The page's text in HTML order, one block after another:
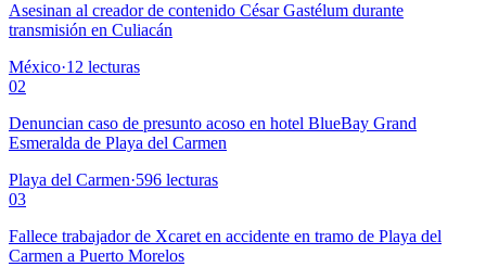
Asesinan al creador de contenido César Gastélum durante
transmisión en Culiacán
México·12 lecturas
02
Denuncian caso de presunto acoso en hotel BlueBay Grand
Esmeralda de Playa del Carmen
Playa del Carmen·596 lecturas
03
Fallece trabajador de Xcaret en accidente en tramo de Playa del
Carmen a Puerto Morelos